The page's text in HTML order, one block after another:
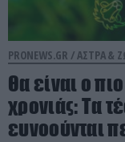
PRONEWS.GR /ΑΣΤΡΑ &
Θα είναι ο
χρονιάς: Τα
ευνοούνται